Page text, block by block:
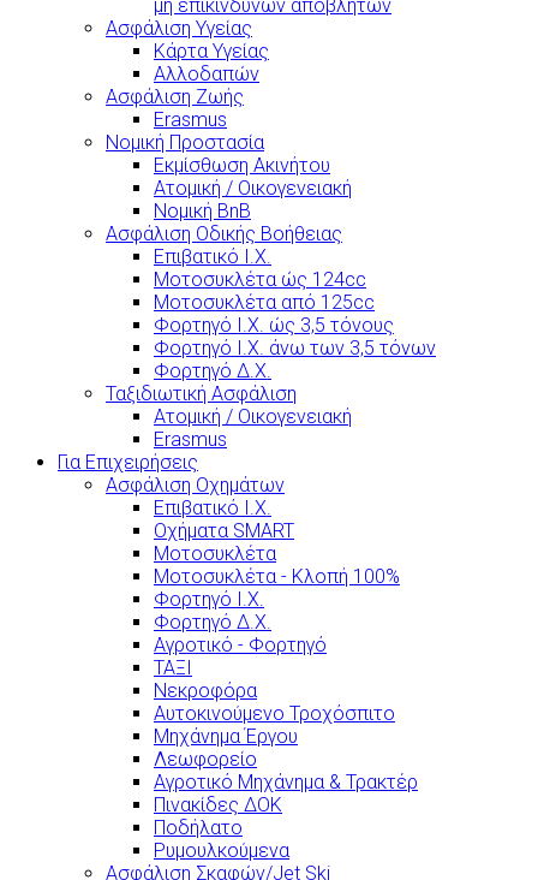
μη επικινδύνων αποβλήτων
Ασφάλιση Υγείας
Κάρτα Υγείας
Αλλοδαπών
Ασφάλιση Ζωής
Erasmus
Νομική Προστασία
Εκμίσθωση Ακινήτου
Ατομική / Οικογενειακή
Νομική BnB
Ασφάλιση Οδικής Βοήθειας
Επιβατικό Ι.Χ.
Μοτοσυκλέτα ώς 124cc
Μοτοσυκλέτα από 125cc
Φορτηγό Ι.Χ. ώς 3,5 τόνους
Φορτηγό Ι.Χ. άνω των 3,5 τόνων
Φορτηγό Δ.Χ.
Ταξιδιωτική Ασφάλιση
Ατομική / Οικογενειακή
Erasmus
Για Επιχειρήσεις
Ασφάλιση Οχημάτων
Επιβατικό Ι.Χ.
Οχήματα SMART
Μοτοσυκλέτα
Μοτοσυκλέτα - Κλοπή 100%
Φορτηγό Ι.Χ.
Φορτηγό Δ.Χ.
Αγροτικό - Φορτηγό
ΤΑΞΙ
Νεκροφόρα
Αυτοκινούμενο Τροχόσπιτο
Μηχάνημα Έργου
Λεωφορείο
Αγροτικό Μηχάνημα & Τρακτέρ
Πινακίδες ΔΟΚ
Ποδήλατο
Ρυμουλκούμενα
Ασφάλιση Σκαφών/Jet Ski